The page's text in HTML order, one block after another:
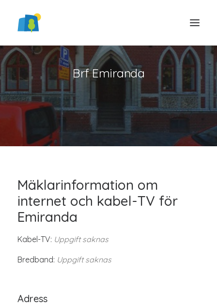
Brf Emiranda
Mäklarinformation om
internet och kabel-TV för
Emiranda
Kabel-TV: Uppgift saknas
Bredband: Uppgift saknas
Adress